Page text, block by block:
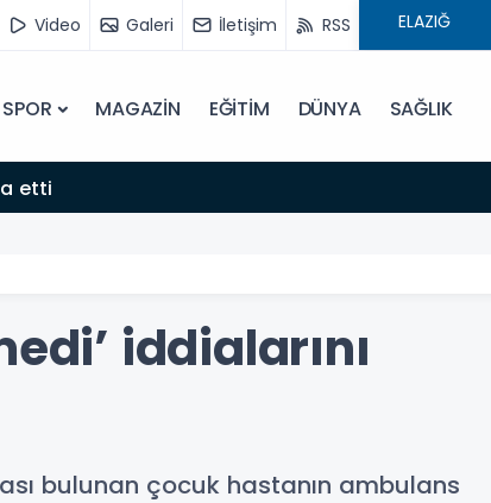
Video Galeri İletişim RSS
SPOR MAGAZİN EĞİTİM DÜNYA SAĞLIK
etti
iddialarını
bulunan çocuk hastanın ambulans